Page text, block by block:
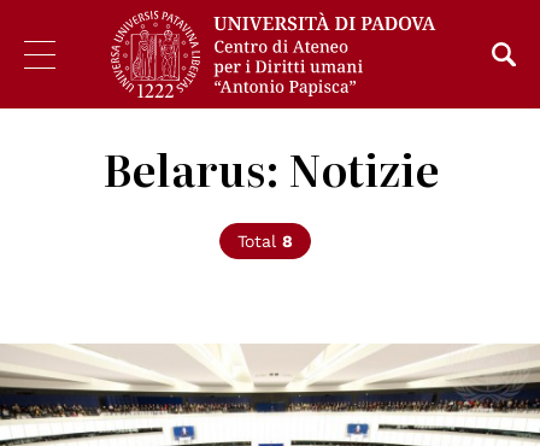
Belarus: Notizie
Total 8
© UN Photo/Eskinder Debebe